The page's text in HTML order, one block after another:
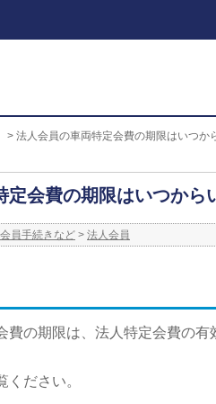
> 法人会員の車両特定会費の期限はいつか
会費の期限はいつから
会員手続きなど > 法人会員
費の期限は、法人特定会費の
ください。